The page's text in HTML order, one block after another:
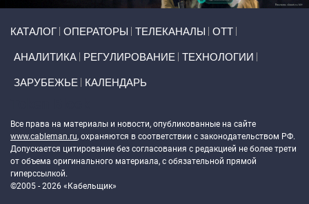
КАТАЛОГ ОПЕРАТОРЫ ТЕЛЕКАНАЛЫ ОТТ
АНАЛИТИКА РЕГУЛИРОВАНИЕ ТЕХНОЛОГИИ
ЗАРУБЕЖЬЕ КАЛЕНДАРЬ
Все права на материалы и новости, опубликованные на сайте
www.cableman.ru, охраняются в соответствии с законодательством РФ.
Допускается цитирование без согласования с редакцией не более трети
от объема оригинального материала, с обязательной прямой
гиперссылкой.
©2005 - 2026 «Кабельщик»